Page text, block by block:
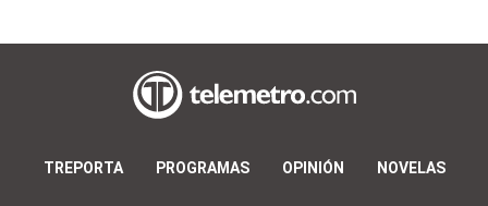
TREPORTA PROGRAMAS OPINIÓN NOVELAS